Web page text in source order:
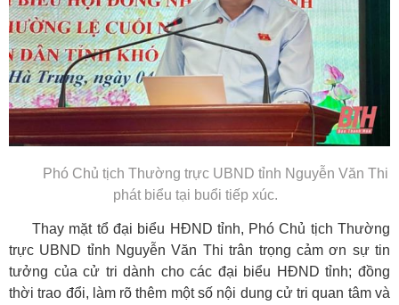
Phó Chủ tịch Thường trực UBND tỉnh Nguyễn Văn Thi
phát biểu tại buổi tiếp xúc.
Thay mặt tổ đại biểu HĐND tỉnh, Phó Chủ tịch Thường
trực UBND tỉnh Nguyễn Văn Thi trân trọng cảm ơn sự tin
tưởng của cử tri dành cho các đại biểu HĐND tỉnh; đồng
thời trao đổi, làm rõ thêm một số nội dung cử tri quan tâm và